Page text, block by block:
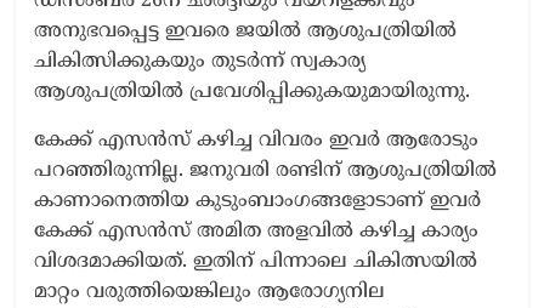
അനുഭവപ്പെട്ട ഇവരെ ജയിൽ ആശുപത്രിയിൽ
ചികിത്സിക്കുകയും തുടർന്ന് സ്വകാര്യ
ആശുപത്രിയിൽ പ്രവേശിപ്പിക്കുകയുമായിരുന്നു.
കേക്ക് എസൻസ് കഴിച്ച വിവരം ഇവർ ആരോടും
പറഞ്ഞിരുന്നില്ല. ജനുവരി രണ്ടിന് ആശുപത്രിയിൽ
കാണാനെത്തിയ കുടുംബാംഗങ്ങളോടാണ് ഇവർ
കേക്ക് എസൻസ് അമിത അളവിൽ കഴിച്ച കാര്യം
വിശദമാക്കിയത്. ഇതിന് പിന്നാലെ ചികിത്സയിൽ
മാറ്റം വരുത്തിയെങ്കിലും ആരോ​ഗ്യനില